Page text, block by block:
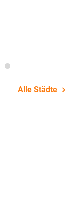
Alle Städte